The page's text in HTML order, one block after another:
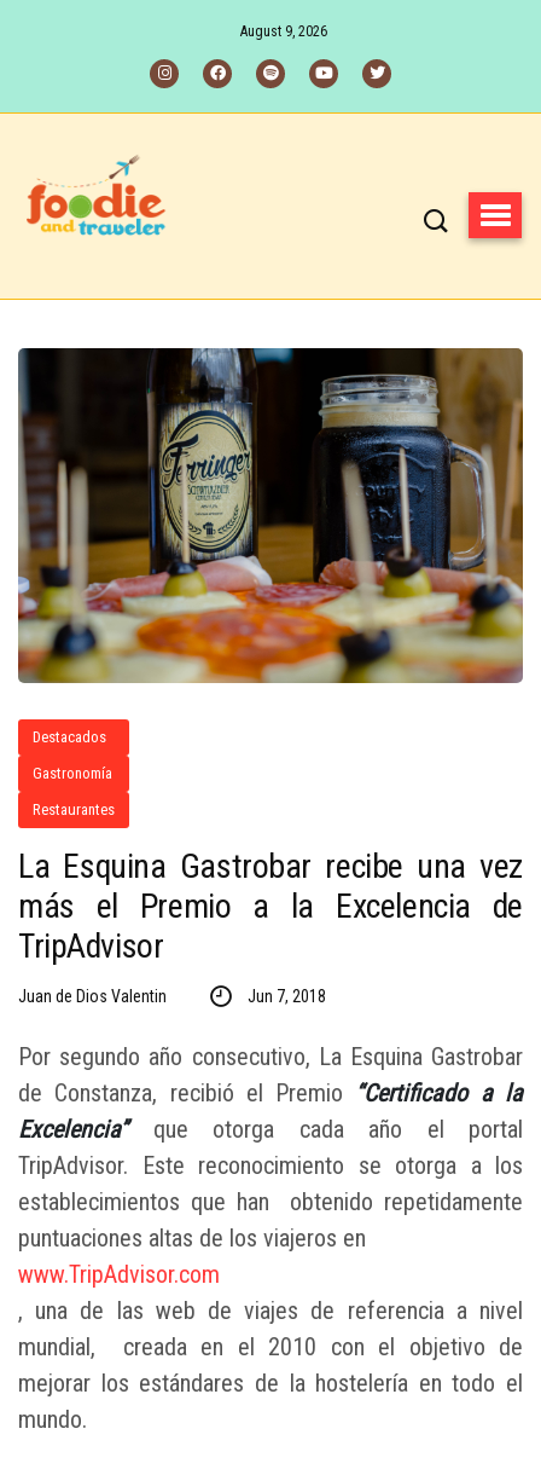
August 9, 2026
Destacados
Gastronomía
Restaurantes
La Esquina Gastrobar recibe una vez
más el Premio a la Excelencia de
TripAdvisor
Juan de Dios Valentin Jun 7, 2018
Por segundo año consecutivo, La Esquina Gastrobar
de Constanza, recibió el Premio “Certificado a la
Excelencia”que otorga cada año el portal
TripAdvisor. Este reconocimiento se otorga a los
establecimientos que han obtenido repetidamente
puntuaciones altas de los viajeros en
www.TripAdvisor.com
, una de las web de viajes de referencia a nivel
mundial, creada en el 2010 con el objetivo de
mejorar los estándares de la hostelería en todo el
mundo.